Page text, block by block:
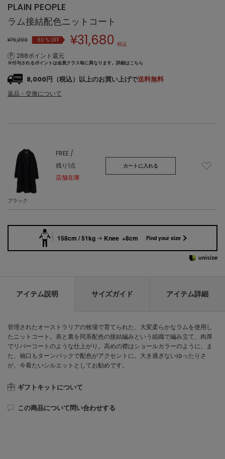
PLAIN PEOPLE
ラム接結配色ニットコート
¥79,200 60% OFF ¥31,680 税込
288ポイント還元
※付与されるポイントは会員クラス毎に異なります。 詳細はこちら
8,000円（税込）以上のお買い上げで送料無料
返品・交換について
ブラック
FREE /
残り1点
店舗在庫
カートに入れる
158cm / 51kg Knee +8cm Find your size
アイテム説明 サイズガイド アイテム詳細
管理されたオーストラリアの牧場で育てられた、大変柔らかなラムを使用し
たニットコート。表と裏を同系配色の接結編みという組織で編み立て、肉厚
でリバーコートのような仕上がり。高めの襟はショールカラーのように、ま
た、袖口もターンバックで配色がアクセントに。大き過ぎないゆったりさ
が、今着たいシルエットとしてお勧めです。
ギフトキットについて
この商品について問い合わせする